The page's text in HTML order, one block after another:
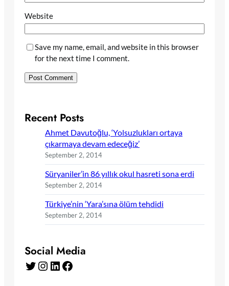
Website
Save my name, email, and website in this browser
for the next time I comment.
Recent Posts
Ahmet Davutoğlu, ‘Yolsuzlukları ortaya
çıkarmaya devam edeceğiz’
September 2, 2014
Süryaniler’in 86 yıllık okul hasreti sona erdi
September 2, 2014
Türkiye’nin ‘Yara’sına ölüm tehdidi
September 2, 2014
Social Media
Twitter Instagram LinkedIn Facebook